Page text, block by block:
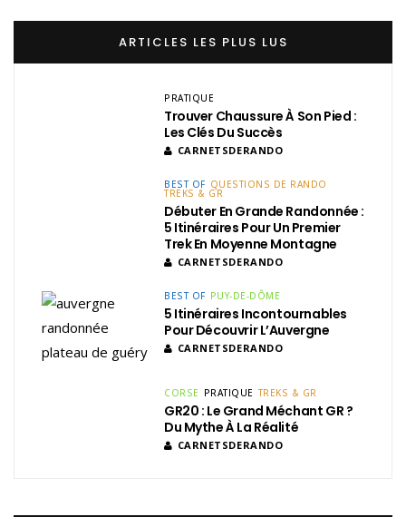
ARTICLES LES PLUS LUS
PRATIQUE
Trouver Chaussure À Son Pied :
Les Clés Du Succès
CARNETSDERANDO
BEST OF QUESTIONS DE RANDO
TREKS & GR
Débuter En Grande Randonnée :
5 Itinéraires Pour Un Premier
Trek En Moyenne Montagne
CARNETSDERANDO
BEST OF PUY-DE-DÔME
5 Itinéraires Incontournables
Pour Découvrir L’Auvergne
CARNETSDERANDO
CORSE PRATIQUE TREKS & GR
GR20 : Le Grand Méchant GR ?
Du Mythe À La Réalité
CARNETSDERANDO